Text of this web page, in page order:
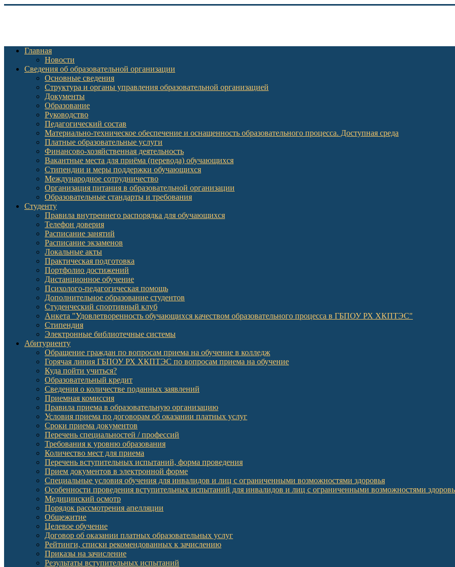
Главная
Новости
Сведения об образовательной организации
Основные сведения
Структура и органы управления образовательной организацией
Документы
Образование
Руководство
Педагогический состав
Материально-техническое обеспечение и оснащенность образовательного процесса. Доступная среда
Платные образовательные услуги
Финансово-хозяйственная деятельность
Вакантные места для приёма (перевода) обучающихся
Стипендии и меры поддержки обучающихся
Международное сотрудничество
Организация питания в образовательной организации
Образовательные стандарты и требования
Студенту
Правила внутреннего распорядка для обучающихся
Телефон доверия
Расписание занятий
Расписание экзаменов
Локальные акты
Практическая подготовка
Портфолио достижений
Дистанционное обучение
Психолого-педагогическая помощь
Дополнительное образование студентов
Студенческий спортивный клуб
Анкета "Удовлетворенность обучающихся качеством образовательного процесса в ГБПОУ РХ ХКПТЭС"
Стипендия
Электронные библиотечные системы
Абитуриенту
Обращение граждан по вопросам приема на обучение в колледж
Горячая линия ГБПОУ РХ ХКПТЭС по вопросам приема на обучение
Куда пойти учиться?
Образовательный кредит
Сведения о количестве поданных заявлений
Приемная комиссия
Правила приема в образовательную организацию
Условия приема по договорам об оказании платных услуг
Сроки приема документов
Перечень специальностей / профессий
Требования к уровню образования
Количество мест для приема
Перечень вступительных испытаний, форма проведения
Прием документов в электронной форме
Специальные условия обучения для инвалидов и лиц с ограниченными возможностями здоровья
Особенности проведения вступительных испытаний для инвалидов и лиц с ограниченными возможностями
Медицинский осмотр
Порядок рассмотрения апелляции
Общежитие
Целевое обучение
Договор об оказании платных образовательных услуг
Рейтинги, списки рекомендованных к зачислению
Приказы на зачисление
Результаты вступительных испытаний